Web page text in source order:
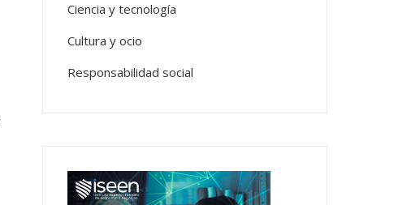
Ciencia y tecnología
Cultura y ocio
Responsabilidad social